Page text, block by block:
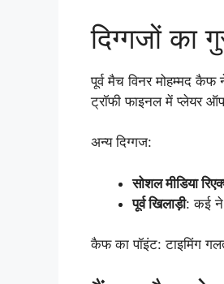
दिग्गजों का
पूर्व मैच विनर मोहम्मद कैफ
ट्रॉफी फाइनल में प्लेयर
अन्य दिग्गज:
सोशल मीडिया
पूर्व खिलाड़ी: कई ने
कैफ का पॉइंट: टाइमिंग